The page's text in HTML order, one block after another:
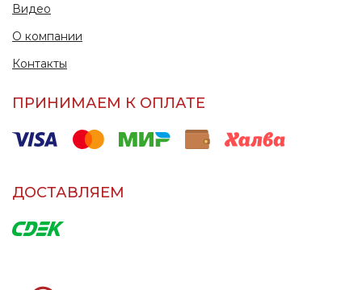
Видео
О компании
Контакты
ПРИНИМАЕМ К ОПЛАТЕ
ДОСТАВЛЯЕМ